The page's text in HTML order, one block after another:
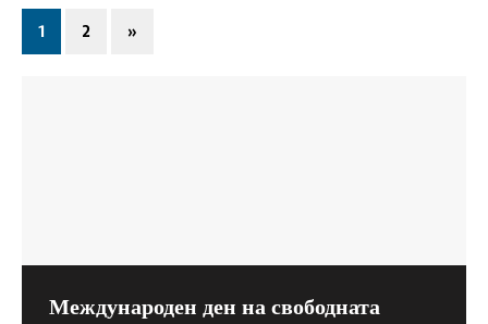
1 2 »
Международен ден на свободната
Как главният инспектор при Висшия
Съветът на Европа: Мерките в